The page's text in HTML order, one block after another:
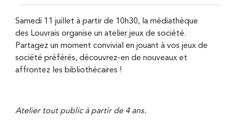
Samedi 11 juillet à partir de 10h30, la médiathèque
des Louvrais organise un atelier jeux de société.
Partagez un moment convivial en jouant à vos jeux de
société préférés, découvrez-en de nouveaux et
affrontez les bibliothécaires !
Atelier tout public à partir de 4 ans.